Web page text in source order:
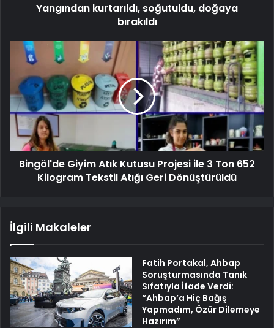
Yangından kurtarıldı, soğutuldu, doğaya
bırakıldı
Bingöl'de Giyim Atık Kutusu Projesi ile 3 Ton 652
Kilogram Tekstil Atığı Geri Dönüştürüldü
İlgili Makaleler
Fatih Portakal, Ahbap
Soruşturmasında Tanık
Sıfatıyla İfade Verdi:
“Ahbap’a Hiç Bağış
Yapmadım, Özür Dilemeye
Hazırım”